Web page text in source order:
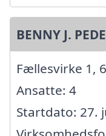
BENNY J.
Fællesvirke 1,
Ansatte: 4
Startdato: 27.